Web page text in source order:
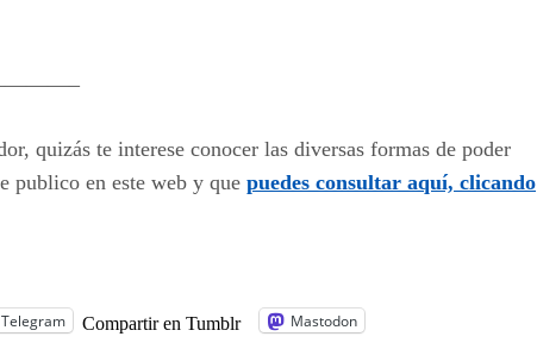
quizás te interese conocer las diversas formas de poder
publico en este web y que puedes consultar aquí, clicando
Telegram Compartir en Tumblr Mastodon